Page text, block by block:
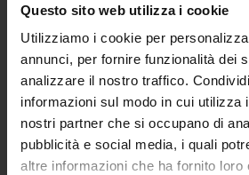
Questo sito web utilizza i cookie
Utilizziamo i cookie per
annunci, per fornire funzionalità dei
analizzare il nostro traffico.
informazioni sul modo in cui utilizza
nostri partner che si occupano di
pubblicità e social media, i quali
altre informazioni che ha fornito loro
Senaf srl
20157 | Milano |
+ 39
Segreteria